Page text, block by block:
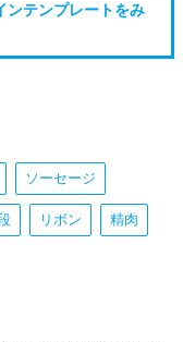
ンテンプレートをみ
ソーセージ
リボン 精肉